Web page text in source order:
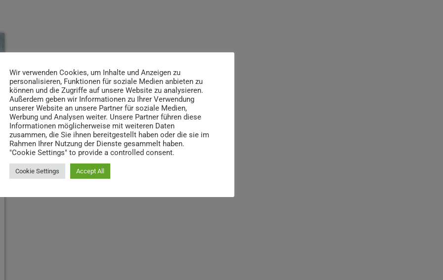
Wir verwenden Cookies, um Inhalte und Anzeigen zu
personalisieren, Funktionen für soziale Medien anbieten zu
können und die Zugriffe auf unsere Website zu analysieren.
Außerdem geben wir Informationen zu Ihrer Verwendung
unserer Website an unsere Partner für soziale Medien,
Werbung und Analysen weiter. Unsere Partner führen diese
Informationen möglicherweise mit weiteren Daten
zusammen, die Sie ihnen bereitgestellt haben oder die sie im
Rahmen Ihrer Nutzung der Dienste gesammelt haben.
"Cookie Settings" to provide a controlled consent.
Cookie Settings Accept All